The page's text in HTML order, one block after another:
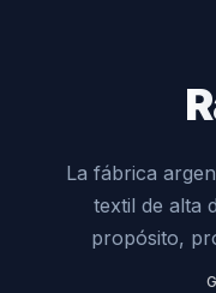
La fábrica
textil de alta
propósito,